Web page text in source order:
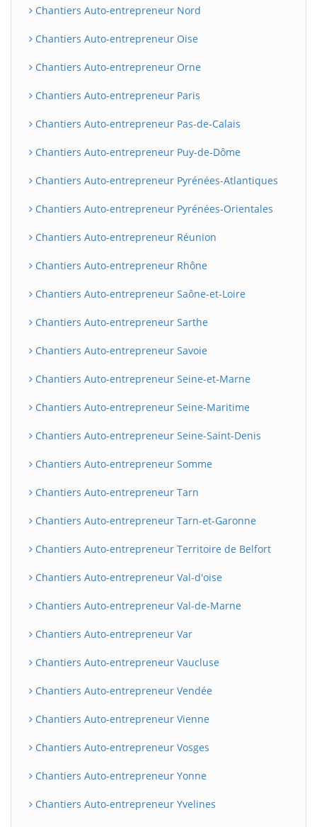
Chantiers Auto-entrepreneur Nord
Chantiers Auto-entrepreneur Oise
Chantiers Auto-entrepreneur Orne
Chantiers Auto-entrepreneur Paris
Chantiers Auto-entrepreneur Pas-de-Calais
Chantiers Auto-entrepreneur Puy-de-Dôme
Chantiers Auto-entrepreneur Pyrénées-Atlantiques
Chantiers Auto-entrepreneur Pyrénées-Orientales
Chantiers Auto-entrepreneur Réunion
Chantiers Auto-entrepreneur Rhône
Chantiers Auto-entrepreneur Saône-et-Loire
Chantiers Auto-entrepreneur Sarthe
Chantiers Auto-entrepreneur Savoie
Chantiers Auto-entrepreneur Seine-et-Marne
Chantiers Auto-entrepreneur Seine-Maritime
Chantiers Auto-entrepreneur Seine-Saint-Denis
Chantiers Auto-entrepreneur Somme
Chantiers Auto-entrepreneur Tarn
Chantiers Auto-entrepreneur Tarn-et-Garonne
Chantiers Auto-entrepreneur Territoire de Belfort
Chantiers Auto-entrepreneur Val-d'oise
Chantiers Auto-entrepreneur Val-de-Marne
Chantiers Auto-entrepreneur Var
Chantiers Auto-entrepreneur Vaucluse
Chantiers Auto-entrepreneur Vendée
Chantiers Auto-entrepreneur Vienne
Chantiers Auto-entrepreneur Vosges
Chantiers Auto-entrepreneur Yonne
Chantiers Auto-entrepreneur Yvelines